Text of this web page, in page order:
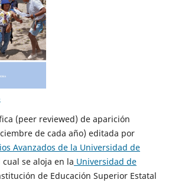
(peer reviewed) de aparición
de cada año) editada por
Avanzados de la Universidad de
cual se aloja en la Universidad de
de Educación Superior Estatal